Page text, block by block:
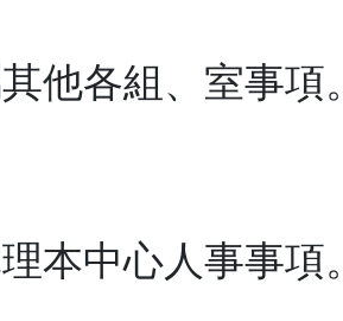
他各組、室事項
本中心人事事項